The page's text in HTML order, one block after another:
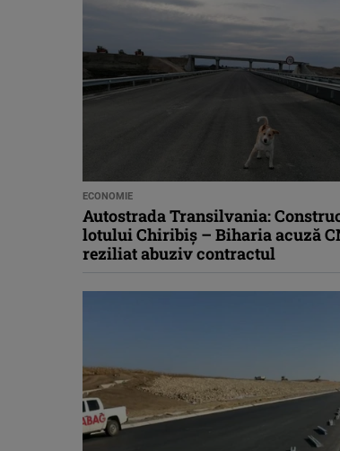
ECONOMIE
Autostrada Transilvania:
lotului Chiribiș – Biharia acuză
reziliat abuziv contractul